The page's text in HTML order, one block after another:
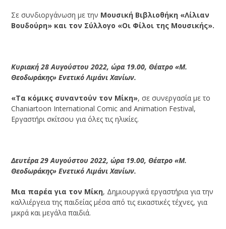
Σε συνδιοργάνωση με την Μουσική Βιβλιοθήκη «Λίλιαν
Βουδούρη» και τον Σύλλογο «Οι Φίλοι της Μουσικής».
Κυριακή 28 Αυγούστου 2022, ώρα 19.00, Θέατρο «Μ.
Θεοδωράκης» Ενετικό Λιμάνι Χανίων.
«Τα κόμικς συναντούν τον Μίκη», σε συνεργασία με το
Chaniartoon International Comic and Animation Festival,
Εργαστήρι σκίτσου για όλες τις ηλικίες.
Δευτέρα 29 Αυγούστου 2022, ώρα 19.00, Θέατρο «Μ.
Θεοδωράκης» Ενετικό Λιμάνι Χανίων.
Μια παρέα για τον Μίκη, Δημιουργικά εργαστήρια για την
καλλιέργεια της παιδείας μέσα από τις εικαστικές τέχνες, για
μικρά και μεγάλα παιδιά.